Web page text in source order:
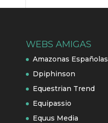
WEBS AMIGAS
Amazonas Españolas
Dpiphinson
Equestrian Trend
Equipassio
Equus Media